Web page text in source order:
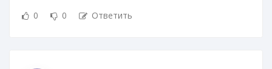
0 0 Ответить